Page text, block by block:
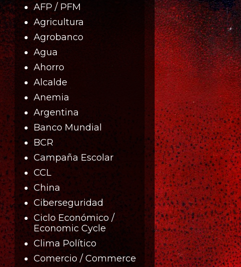
AFP / PFM
Agricultura
Agrobanco
Agua
Ahorro
Alcalde
Anemia
Argentina
Banco Mundial
BCR
Campaña Escolar
CCL
China
Ciberseguridad
Ciclo Económico /
Economic Cycle
Clima Político
Comercio / Commerce